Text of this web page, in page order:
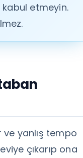
kabul etmeyin.
yanlış tempo
çıkarıp ona